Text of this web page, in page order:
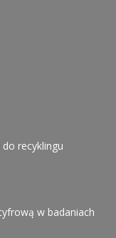
recyklingu
w badaniach